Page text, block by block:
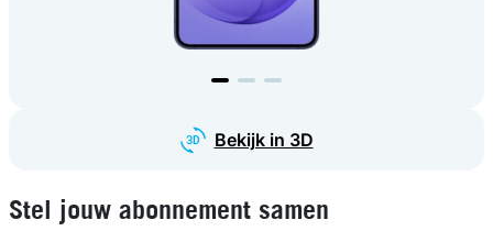
Bekijk in 3D
Stel jouw abonnement samen